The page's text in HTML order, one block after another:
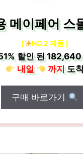
메이페어
[ NO.2 제품 ]
할인 된182,640
내일
까지도
구매 바로가기